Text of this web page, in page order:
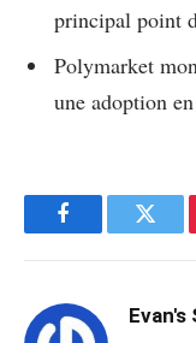
principal point
Polymarket
une adoption
Facebook
Evan's